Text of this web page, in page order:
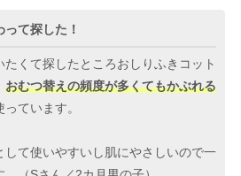
て探した！
くて探したところおしりふきコット
おむつ替えの頻度が多くてもかぶれる
ています。
て使いやすいし肌にやさしいので一